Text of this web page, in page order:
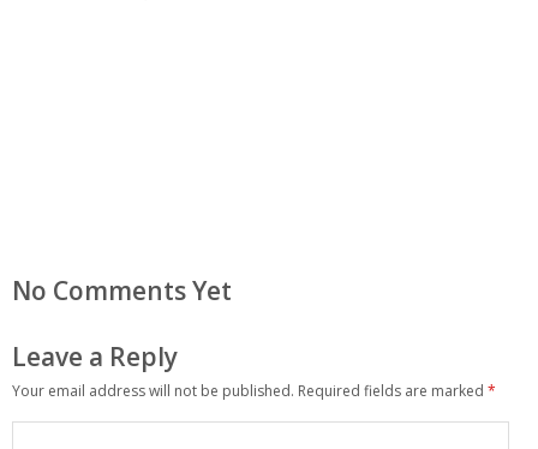
No Comments Yet
Leave a Reply
Your email address will not be published. Required fields are marked *